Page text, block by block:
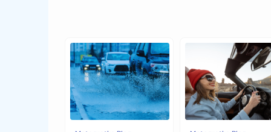
Jak
zabezpieczyć
samochód
przed
jesiennymi
chłodami
i
deszczem?
Samochód
cabrio
–
czy
to
się
opłaca